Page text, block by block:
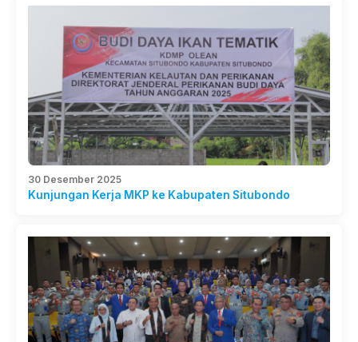
30 Desember 2025
Kunjungan Kerja MKP ke Kabupaten Situbondo